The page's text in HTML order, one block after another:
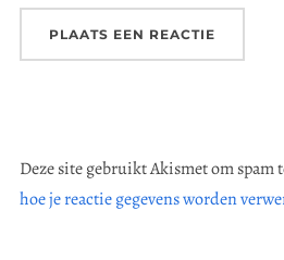
Deze site gebruikt Akismet om spam
hoe je reactie gegevens worden